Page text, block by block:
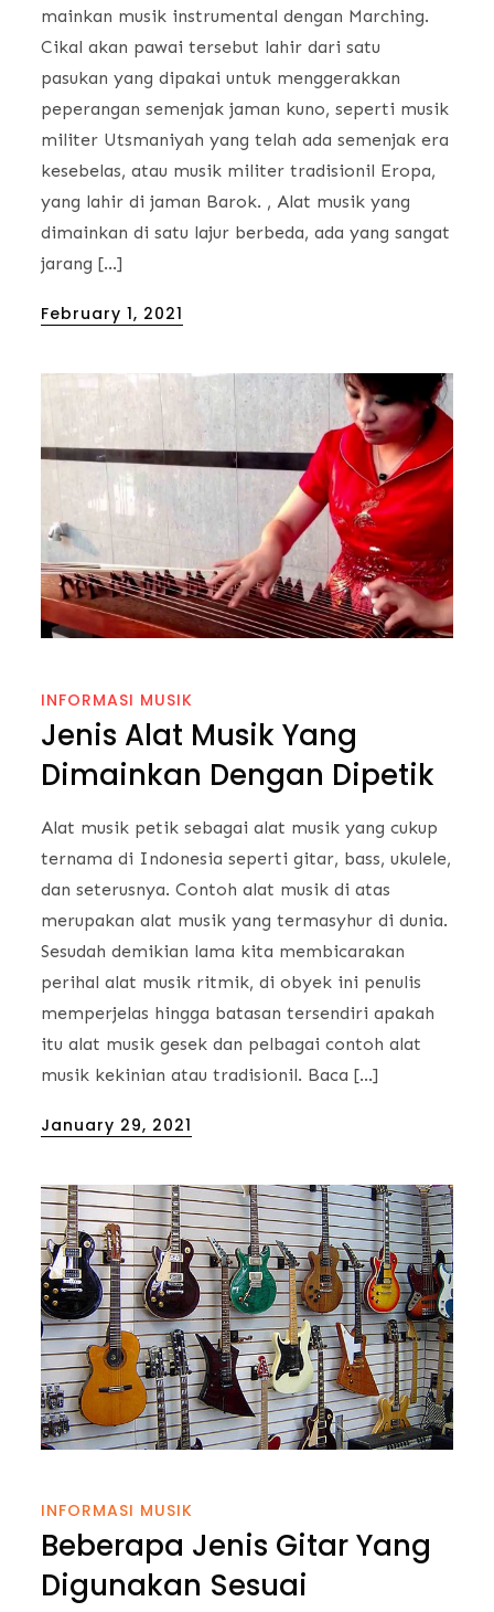
mainkan musik instrumental dengan Marching.
Cikal akan pawai tersebut lahir dari satu
pasukan yang dipakai untuk menggerakkan
peperangan semenjak jaman kuno, seperti musik
militer Utsmaniyah yang telah ada semenjak era
kesebelas, atau musik militer tradisionil Eropa,
yang lahir di jaman Barok. , Alat musik yang
dimainkan di satu lajur berbeda, ada yang sangat
jarang […]
Posted
February 1, 2021
INFORMASI MUSIK
Jenis Alat Musik Yang
Dimainkan Dengan Dipetik
Alat musik petik sebagai alat musik yang cukup
ternama di Indonesia seperti gitar, bass, ukulele,
dan seterusnya. Contoh alat musik di atas
merupakan alat musik yang termasyhur di dunia.
Sesudah demikian lama kita membicarakan
perihal alat musik ritmik, di obyek ini penulis
memperjelas hingga batasan tersendiri apakah
itu alat musik gesek dan pelbagai contoh alat
musik kekinian atau tradisionil. Baca […]
Posted
January 29, 2021
INFORMASI MUSIK
Beberapa Jenis Gitar Yang
Digunakan Sesuai